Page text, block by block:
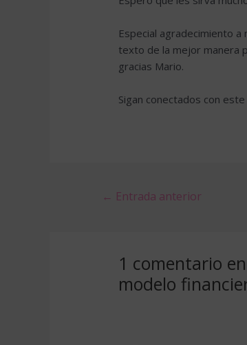
Especial agradecimiento
texto de la mejor manera
gracias Mario.
Sigan conectados con
Navegación
← Entrada anterior
1 comentario
modelo